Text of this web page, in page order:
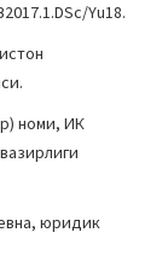
Yu18.
номи, ИК
юридик